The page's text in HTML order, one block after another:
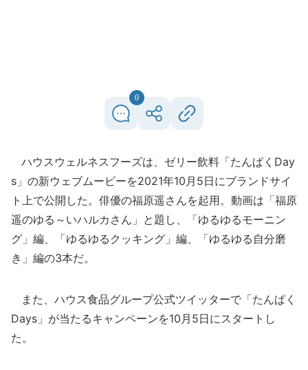
0
ハウスウェルネスフーズは、ゼリー飲料「たんぱくDay
s」の新ウェブムービーを2021年10月5日にブランドサイ
ト上で公開した。俳優の福原遥さんを起用。動画は「福原
遥のゆる～いハルカさん」と題し、「ゆるゆるモーニン
グ」編、「ゆるゆるクッキング」編、「ゆるゆる自分磨
き」編の3本だ。
また、ハウス食品グループ公式ツイッターで「たんぱく
Days」が当たるキャンペーンを10月5日にスタートし
た。